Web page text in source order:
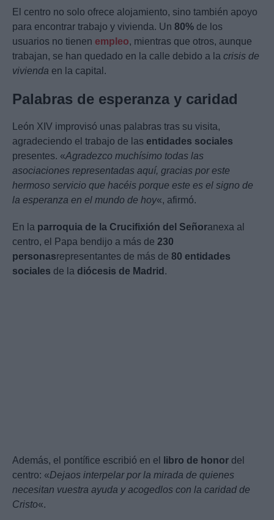
El centro no solo ofrece alojamiento, sino también apoyo
para encontrar trabajo y vivienda. Un 80% de los
usuarios no tienen empleo, mientras que otros, aunque
trabajan, se han quedado en la calle debido a la crisis de
vivienda en la capital.
Palabras de esperanza y caridad
León XIV improvisó unas palabras tras su visita,
agradeciendo el trabajo de las entidades sociales
presentes. «Agradezco muchísimo todas las
asociaciones representadas aquí, gracias por este
hermoso servicio que hacéis porque este es el signo de
la esperanza en el mundo de hoy«, afirmó.
En la parroquia de la Crucifixión del Señoranexa al
centro, el Papa bendijo a más de 230
personasrepresentantes de más de 80 entidades
sociales de la diócesis de Madrid .
Además, el pontífice escribió en el libro de honor del
centro: «Dejaos interpelar por la mirada de quienes
necesitan vuestra ayuda y acogedlos con la caridad de
Cristo«.